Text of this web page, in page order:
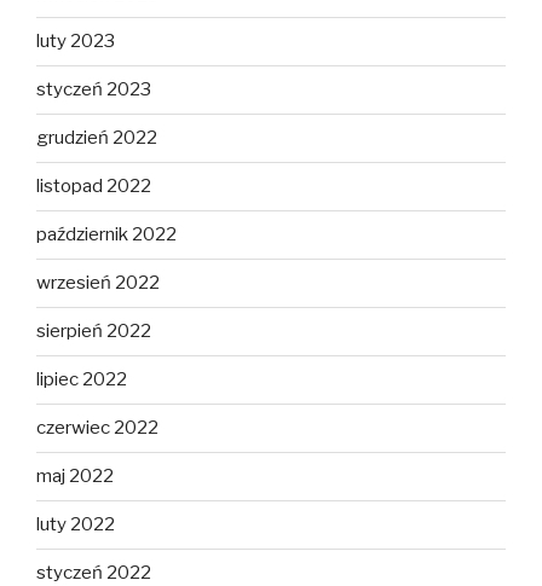
luty 2023
styczeń 2023
grudzień 2022
listopad 2022
październik 2022
wrzesień 2022
sierpień 2022
lipiec 2022
czerwiec 2022
maj 2022
luty 2022
styczeń 2022